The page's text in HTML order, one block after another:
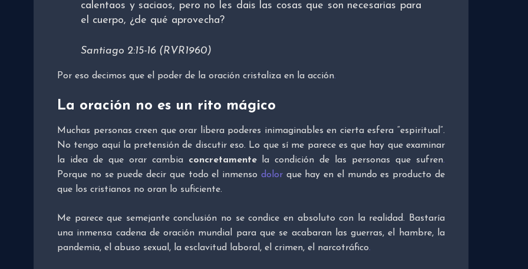
calentaos y saciaos, pero no les dais las cosas que son necesarias para
el cuerpo, ¿de qué aprovecha?
Santiago 2:15-16 (RVR1960)
Por eso decimos que el poder de la oración cristaliza en la acción.
La oración no es un rito mágico
Muchas personas creen que orar libera poderes inimaginables en cierta esfera “espiritual”.
No tengo aquí la pretensión de discutir eso. Lo que sí me parece es que hay que examinar
la idea de que orar cambia concretamentela condición de las personas que sufren.
Porque no se puede decir que todo el inmenso dolorque hay en el mundo es producto de
que los cristianos no oran lo suficiente.
Me parece que semejante conclusión no se condice en absoluto con la realidad. Bastaría
una inmensa cadena de oración mundial para que se acabaran las guerras, el hambre, la
pandemia, el abuso sexual, la esclavitud laboral, el crimen, el narcotráfico.